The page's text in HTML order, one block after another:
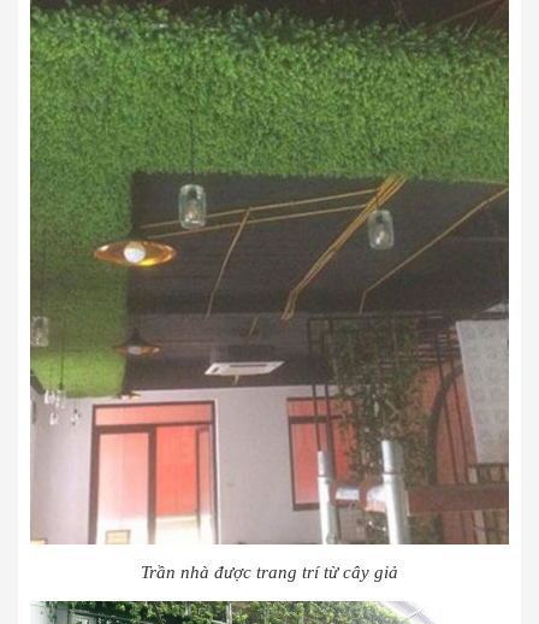
Trần nhà được trang trí từ cây giả